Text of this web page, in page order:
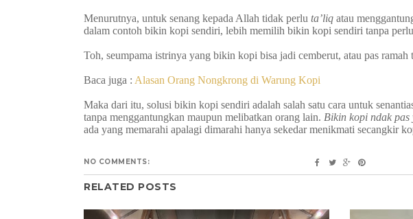
Menurutnya, untuk senang kepada Allah tidak perlu ta’liq atau
dalam contoh bikin kopi sendiri, lebih memilih bikin kopi sendiri tanpa
Toh, seumpama istrinya yang bikin kopi bisa jadi cemberut, atau pas
Baca juga : Alasan Orang Nongkrong di Warung Kopi
Maka dari itu, solusi bikin kopi sendiri adalah salah satu cara untuk
tanpa menggantungkan maupun melibatkan orang lain. Bikin kopi ndak pas
ada yang memarahi apalagi dimarahi hanya sekedar menikmati secangkir
NO COMMENTS:
RELATED POSTS